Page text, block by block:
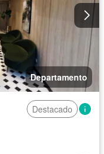
Departamento
Destacado